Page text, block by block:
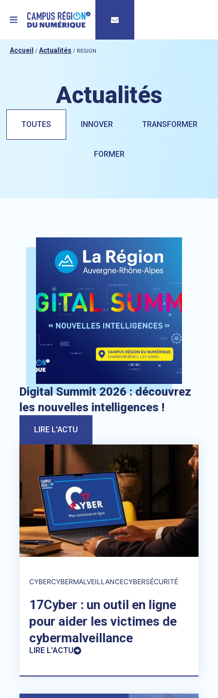
MENU
Accueil / Actualités / REGION
Actualités
TOUTES INNOVER TRANSFORMER
FORMER
Digital Summit 2026 : découvrez
les nouvelles intelligences !
LIRE L'ACTU
CYBERCYBERMALVEILLANCECYBERSÉCURITÉ
17Cyber : un outil en ligne
pour aider les victimes de
cybermalveillance
LIRE L'ACTU